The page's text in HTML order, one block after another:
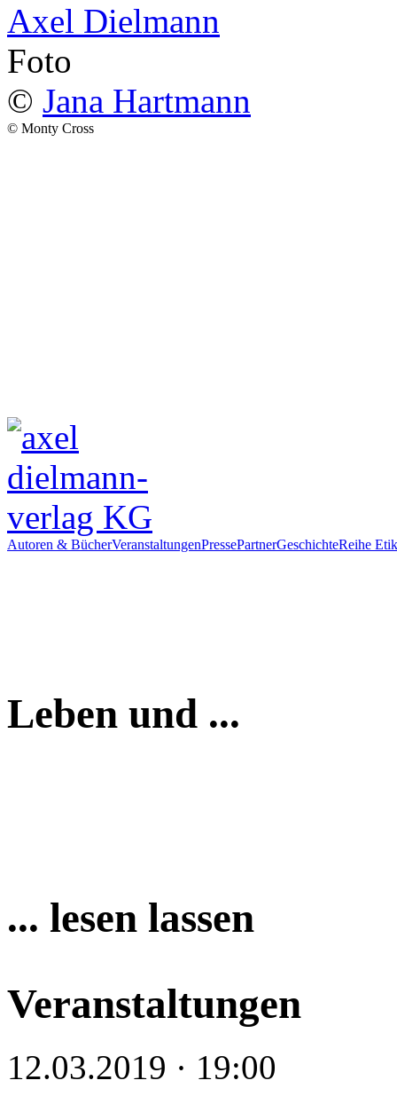
Axel Dielmann
Foto
© Jana Hartmann
© Monty Cross
Autoren & BücherVeranstaltungenPressePartnerGeschichteReihe
Leben und ...
... lesen lassen
Veranstaltungen
12.03.2019 · 19:00